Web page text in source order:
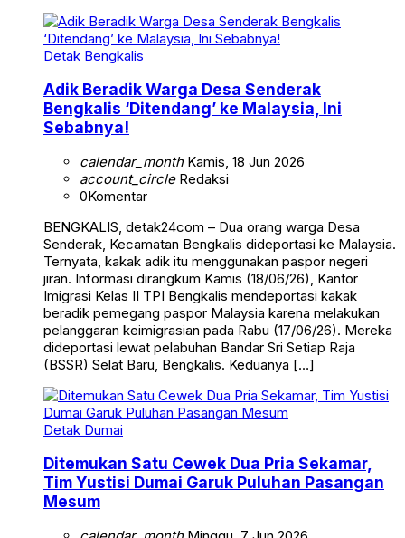
Detak Bengkalis
Adik Beradik Warga Desa Senderak
Bengkalis ‘Ditendang’ ke Malaysia, Ini
Sebabnya!
calendar_monthKamis, 18 Jun 2026
account_circleRedaksi
0Komentar
BENGKALIS, detak24com – Dua orang warga Desa
Senderak, Kecamatan Bengkalis dideportasi ke Malaysia.
Ternyata, kakak adik itu menggunakan paspor negeri
jiran. Informasi dirangkum Kamis (18/06/26), Kantor
Imigrasi Kelas II TPI Bengkalis mendeportasi kakak
beradik pemegang paspor Malaysia karena melakukan
pelanggaran keimigrasian pada Rabu (17/06/26). Mereka
dideportasi lewat pelabuhan Bandar Sri Setiap Raja
(BSSR) Selat Baru, Bengkalis. Keduanya […]
Detak Dumai
Ditemukan Satu Cewek Dua Pria Sekamar,
Tim Yustisi Dumai Garuk Puluhan Pasangan
Mesum